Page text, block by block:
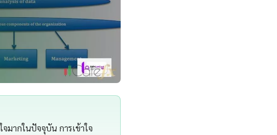
มากในปัจจุบัน การเข้าใจ